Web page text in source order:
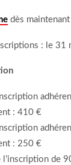
dès
: le 31
: 410 €
: 250 €
l’inscription de